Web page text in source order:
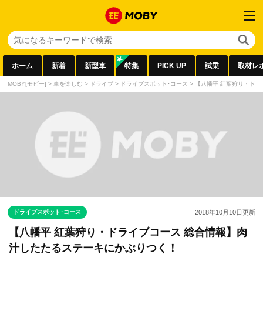
ホーム 新着 新型車 特集 PICK UP 試乗 取材レ
MOBY[モビー] > 車を楽しむ > ドライブ > ドライブスポット･コース > 【八幡平 紅葉狩り・ド
ドライブスポット･コース 2018年10月10日更新
【八幡平 紅葉狩り・ドライブコース 総合情報】肉
汁したたるステーキにかぶりつく！